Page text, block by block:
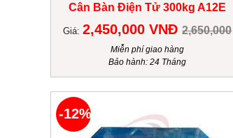
Cân Bàn Điện Tử 300kg A12E
Giá:2,450,000 VNĐ2,650,000
Miễn phí giao hàng
Bảo hành: 24 Tháng
-12%